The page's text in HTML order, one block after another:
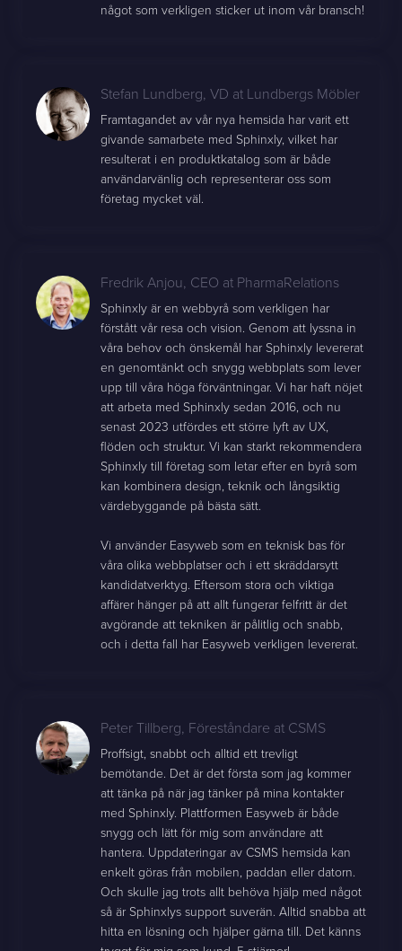
något som verkligen sticker ut inom vår bransch!
Stefan Lundberg, VD at Lundbergs Möbler
Framtagandet av vår nya hemsida har varit ett
givande samarbete med Sphinxly, vilket har
resulterat i en produktkatalog som är både
användarvänlig och representerar oss som
företag mycket väl.
Fredrik Anjou, CEO at PharmaRelations
Sphinxly är en webbyrå som verkligen har
förstått vår resa och vision. Genom att lyssna in
våra behov och önskemål har Sphinxly levererat
en genomtänkt och snygg webbplats som lever
upp till våra höga förväntningar. Vi har haft nöjet
att arbeta med Sphinxly sedan 2016, och nu
senast 2023 utfördes ett större lyft av UX,
flöden och struktur. Vi kan starkt rekommendera
Sphinxly till företag som letar efter en byrå som
kan kombinera design, teknik och långsiktig
värdebyggande på bästa sätt.
Vi använder Easyweb som en teknisk bas för
våra olika webbplatser och i ett skräddarsytt
kandidatverktyg. Eftersom stora och viktiga
affärer hänger på att allt fungerar felfritt är det
avgörande att tekniken är pålitlig och snabb,
och i detta fall har Easyweb verkligen levererat.
Peter Tillberg, Föreståndare at CSMS
Proffsigt, snabbt och alltid ett trevligt
bemötande. Det är det första som jag kommer
att tänka på när jag tänker på mina kontakter
med Sphinxly. Plattformen Easyweb är både
snygg och lätt för mig som användare att
hantera. Uppdateringar av CSMS hemsida kan
enkelt göras från mobilen, paddan eller datorn.
Och skulle jag trots allt behöva hjälp med något
så är Sphinxlys support suverän. Alltid snabba att
hitta en lösning och hjälper gärna till. Det känns